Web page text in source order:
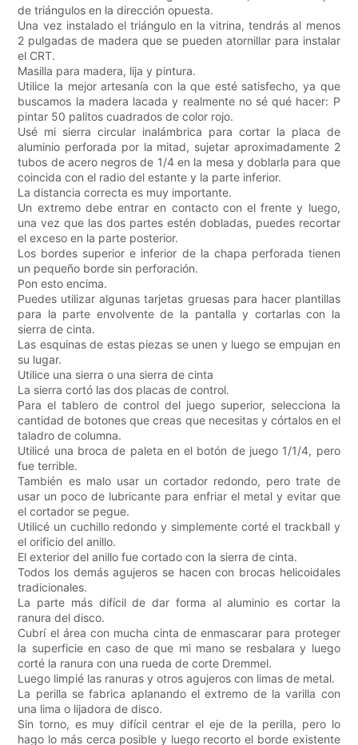
de triángulos en la dirección opuesta.
Una vez instalado el triángulo en la vitrina, tendrás al menos
2 pulgadas de madera que se pueden atornillar para instalar
el CRT.
Masilla para madera, lija y pintura.
Utilice la mejor artesanía con la que esté satisfecho, ya que
buscamos la madera lacada y realmente no sé qué hacer: P
pintar 50 palitos cuadrados de color rojo.
Usé mi sierra circular inalámbrica para cortar la placa de
aluminio perforada por la mitad, sujetar aproximadamente 2
tubos de acero negros de 1/4 en la mesa y doblarla para que
coincida con el radio del estante y la parte inferior.
La distancia correcta es muy importante.
Un extremo debe entrar en contacto con el frente y luego,
una vez que las dos partes estén dobladas, puedes recortar
el exceso en la parte posterior.
Los bordes superior e inferior de la chapa perforada tienen
un pequeño borde sin perforación.
Pon esto encima.
Puedes utilizar algunas tarjetas gruesas para hacer plantillas
para la parte envolvente de la pantalla y cortarlas con la
sierra de cinta.
Las esquinas de estas piezas se unen y luego se empujan en
su lugar.
Utilice una sierra o una sierra de cinta
La sierra cortó las dos placas de control.
Para el tablero de control del juego superior, selecciona la
cantidad de botones que creas que necesitas y córtalos en el
taladro de columna.
Utilicé una broca de paleta en el botón de juego 1/1/4, pero
fue terrible.
También es malo usar un cortador redondo, pero trate de
usar un poco de lubricante para enfriar el metal y evitar que
el cortador se pegue.
Utilicé un cuchillo redondo y simplemente corté el trackball y
el orificio del anillo.
El exterior del anillo fue cortado con la sierra de cinta.
Todos los demás agujeros se hacen con brocas helicoidales
tradicionales.
La parte más difícil de dar forma al aluminio es cortar la
ranura del disco.
Cubrí el área con mucha cinta de enmascarar para proteger
la superficie en caso de que mi mano se resbalara y luego
corté la ranura con una rueda de corte Dremmel.
Luego limpié las ranuras y otros agujeros con limas de metal.
La perilla se fabrica aplanando el extremo de la varilla con
una lima o lijadora de disco.
Sin torno, es muy difícil centrar el eje de la perilla, pero lo
hago lo más cerca posible y luego recorto el borde existente